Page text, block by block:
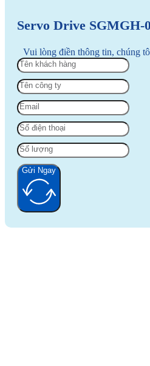
Servo Drive SGMGH-
Vui lòng điền thông tin, chúng
Gửi Ngay